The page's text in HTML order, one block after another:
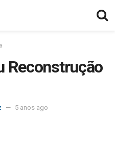
Reconstrução
5 anos ago